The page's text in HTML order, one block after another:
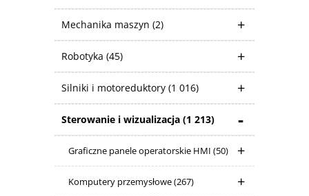
Mechanika maszyn (2)
Robotyka (45)
Silniki i motoreduktory (1 016)
Sterowanie i wizualizacja (1 213)
Graficzne panele operatorskie HMI (50)
Komputery przemysłowe(267)